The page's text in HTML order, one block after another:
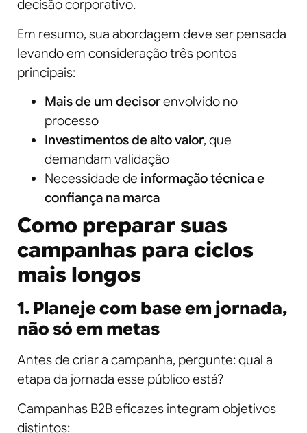
decisão corporativo.
Em resumo, sua abordagem deve ser pensada
levando em consideração três pontos
principais:
Mais de um decisorenvolvido no
processo
Investimentos de alto valor, que
demandam validação
Necessidade de informação técnica e
confiança na marca
Como preparar suas
campanhas para ciclos
mais longos
1. Planeje com base em jornada,
não só em metas
Antes de criar a campanha, pergunte: qual a
etapa da jornada esse público está?
Campanhas B2B eficazes integram objetivos
distintos: